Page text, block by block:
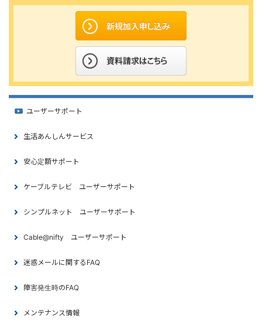
ユーザーサポート
生活あんしんサービス
安心定額サポート
ケーブルテレビ ユーザーサポート
シンプルネット ユーザーサポート
Cable@nifty ユーザーサポート
迷惑メールに関するFAQ
障害発生時のFAQ
メンテナンス情報